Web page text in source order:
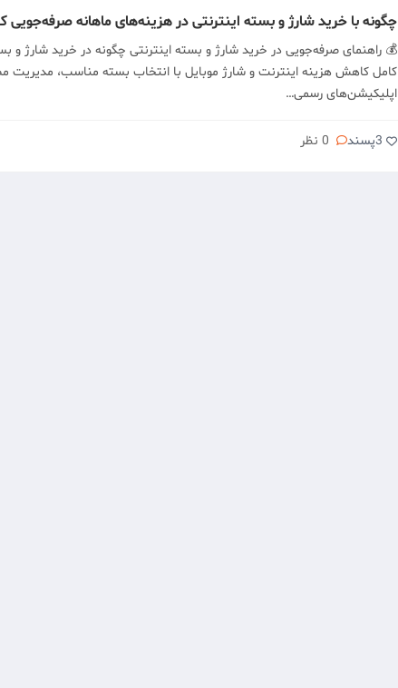
چگونه با خرید شارژ و بسته اینترنتی در هزینه‌های ماهانه صرفه‌جویی
💰 راهنمای صرفه‌جویی در خرید شارژ و بسته اینترنتی چگونه در خرید شارژ و
کامل کاهش هزینه اینترنت و شارژ موبایل با انتخاب بسته مناسب، مدیریت
اپلیکیشن‌های رسمی…
3پسند